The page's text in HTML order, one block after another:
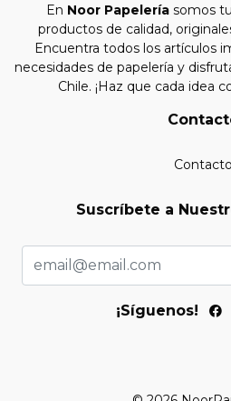
En Noor Papeleríasomos
productos de calidad,
Encuentra todos los artículos
necesidades de papelería y
Chile. ¡Haz que cada idea
Contacto
Suscríbete a
¡Síguenos!